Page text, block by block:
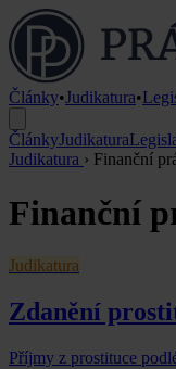
Články•Judikatura•
ČlánkyJudikatura
Judikatura › Finanční
Finanční
Judikatura
Zdanění
Příjmy z prostituce